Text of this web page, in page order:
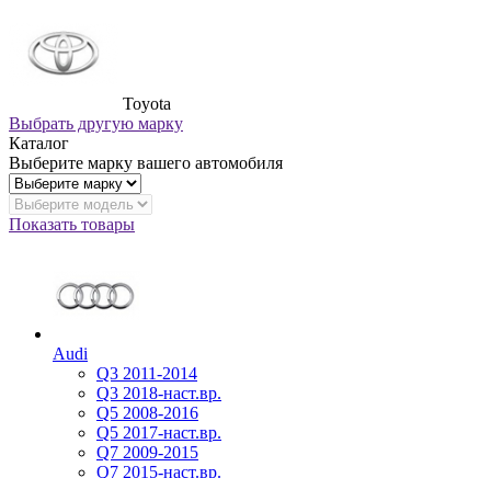
Toyota
Выбрать другую марку
Каталог
Выберите марку вашего автомобиля
Показать товары
Audi
Q3 2011-2014
Q3 2018-наст.вр.
Q5 2008-2016
Q5 2017-наст.вр.
Q7 2009-2015
Q7 2015-наст.вр.